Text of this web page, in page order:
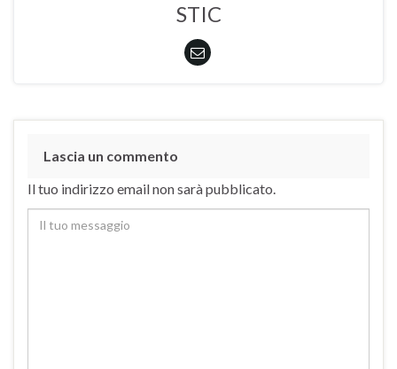
STIC
Lascia un commento
Il tuo indirizzo email non sarà pubblicato.